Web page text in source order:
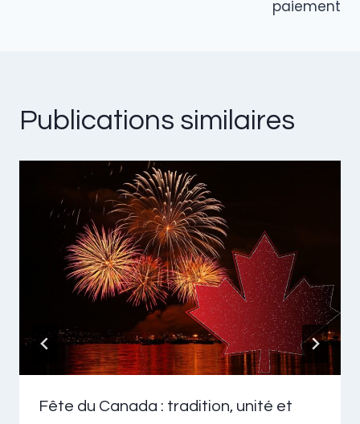
paiement
Publications similaires
Fête du Canada : tradition, unité et